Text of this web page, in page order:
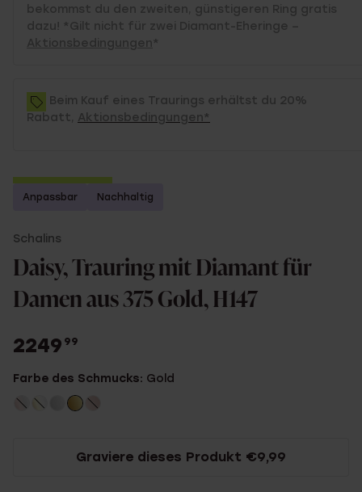
bekommst du den zweiten, günstigeren Ring gratis
dazu! *Gilt nicht für zwei Diamant-Eheringe –
Aktionsbedingungen *
Beim Kauf eines Traurings erhältst du 20%
Rabatt, Aktionsbedingungen*
2. Artikel gratis
Anpassbar Nachhaltig
Schalins
Daisy, Trauring mit Diamant für
Damen aus 375 Gold, H147
2249 99
Farbe des Schmucks: Gold
Graviere dieses Produkt €9,99